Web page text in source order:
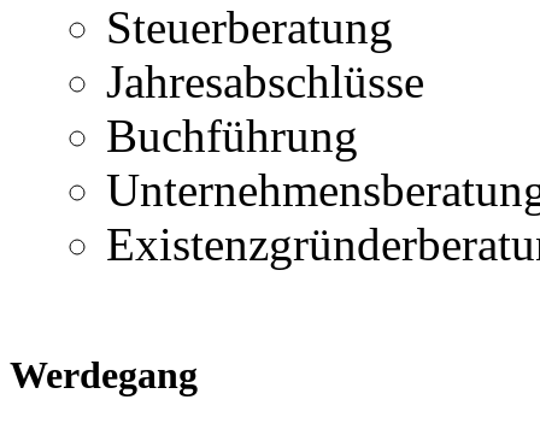
Steuerberatung
Jahresabschlüsse
Buchführung
Werdegang